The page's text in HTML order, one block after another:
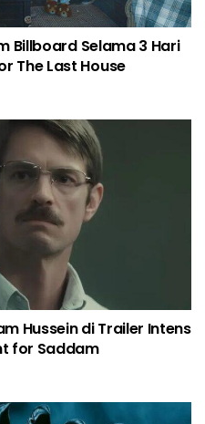
Billboard Selama 3 Hari
The Last House
Hussein di Trailer Intens
for Saddam